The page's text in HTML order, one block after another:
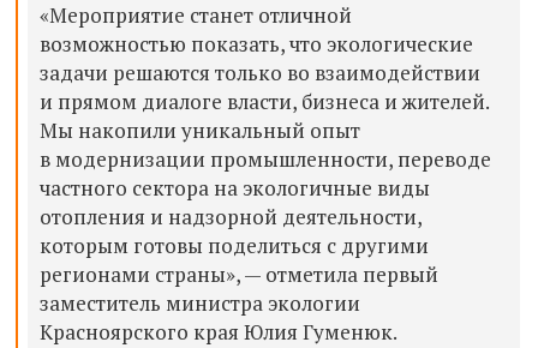
«Мероприятие станет отличной
возможностью показать, что экологические
задачи решаются только во взаимодействии
и прямом диалоге власти, бизнеса и жителей.
Мы накопили уникальный опыт
в модернизации промышленности, переводе
частного сектора на экологичные виды
отопления и надзорной деятельности,
которым готовы поделиться с другими
регионами страны», — отметила первый
заместитель министра экологии
Красноярского края Юлия Гуменюк.